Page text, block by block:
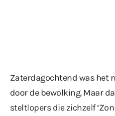
Zaterdagochtend was het
door de bewolking. Maar
steltlopers die zichzelf